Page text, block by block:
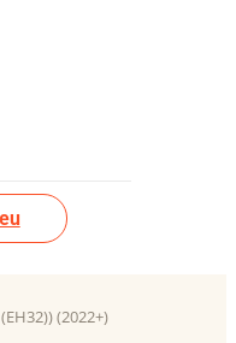
(2022+)